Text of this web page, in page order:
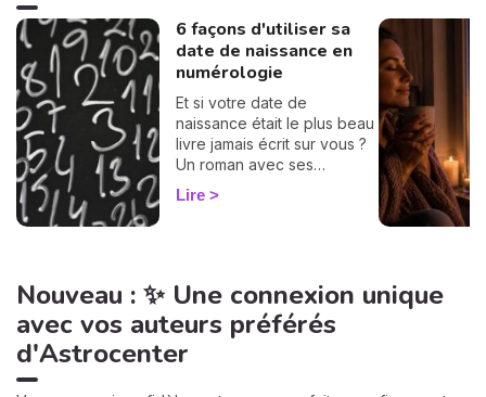
6 façons d'utiliser sa
date de naissance en
numérologie
Et si votre date de
naissance était le plus beau
livre jamais écrit sur vous ?
Un roman avec ses
chapitres, ses
rebondissements et même
tourner les pages, une à
une. On vous montre
comment… 🔢
Lire
Nouveau : ✨ Une connexion unique
avec vos auteurs préférés
d'Astrocenter